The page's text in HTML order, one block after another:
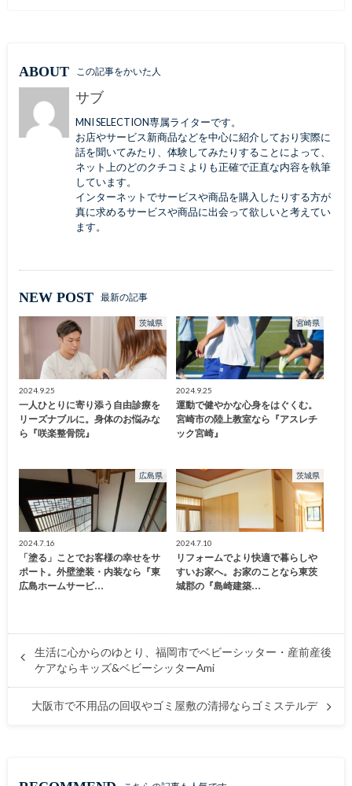
ABOUT この記事をかいた人
サブ
MNI SELECTION専属ライターです。
お店やサービス新商品などを中心に紹介しており実際に
話を聞いてみたり、体験してみたりすることによって、
ネット上のどのクチコミよりも正確で正直な内容を執筆
しています。
インターネットでサービスや商品を購入したりする方が
真に求めるサービスや商品に出会って欲しいと考えてい
ます。
NEW POST 最新の記事
茨城県
2024.9.25
一人ひとりに寄り添う自由診療を
リーズナブルに。身体のお悩みな
ら『咲楽整骨院』
宮崎県
2024.9.25
運動で健やかな心身をはぐくむ。
宮崎市の陸上教室なら『アスレチ
ック宮崎』
広島県
2024.7.16
「塗る」ことでお客様の幸せをサ
ポート。外壁塗装・内装なら『東
広島ホームサービ…
茨城県
2024.7.10
リフォームでより快適で暮らしや
すいお家へ。お家のことなら東茨
城郡の『島崎建築…
生活に心からのゆとり、福岡市でベビーシッター・産前産後
ケアならキッズ&ベビーシッターAmi
大阪市で不用品の回収やゴミ屋敷の清掃ならゴミステルデ